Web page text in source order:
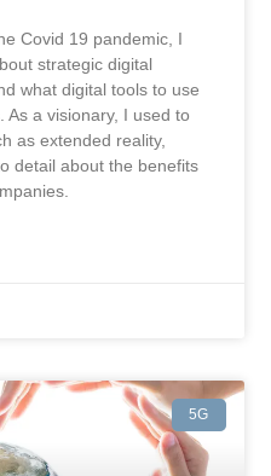
Covid 19 pandemic, I
strategic digital
what digital tools to use
a visionary, I used to
as extended reality,
detail about the benefits
5G